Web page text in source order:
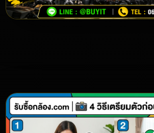
รับซื้อกล้อง Action Camera GoPro ทุกรุ่
Series, MAX และอุปกรณ์เสริม